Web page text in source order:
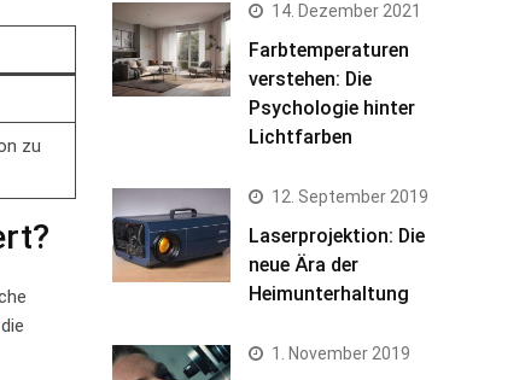
zu
14. Dezember 2021
Farbtemperaturen
verstehen: Die
Psychologie hinter
Lichtfarben
12. September 2019
Laserprojektion: Die
neue Ära der
Heimunterhaltung
1. November 2019